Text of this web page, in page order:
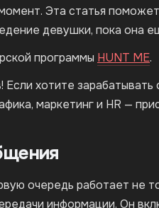
Эта статья
девушки, пока она
программы HUNT ME.
хотите зарабатывать
маркетинг и HR —
очередь работает не
информации. Он